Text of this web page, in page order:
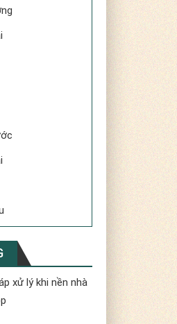
xử lý khi nền nhà